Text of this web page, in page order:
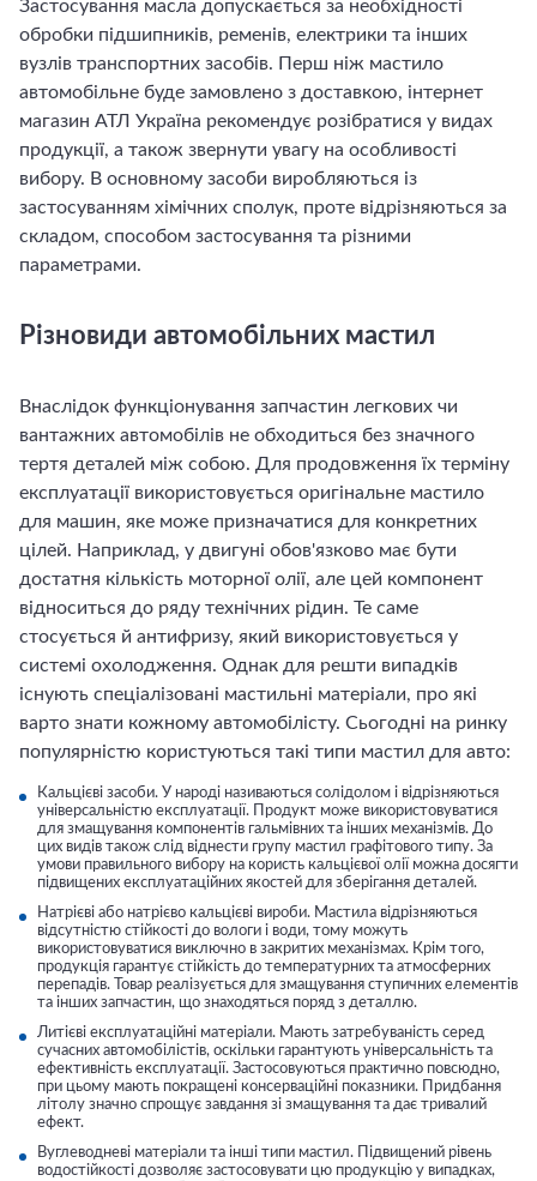
Застосування масла допускається за необхідності
обробки підшипників, ременів, електрики та інших
вузлів транспортних засобів. Перш ніж мастило
автомобільне буде замовлено з доставкою, інтернет
магазин АТЛ Україна рекомендує розібратися у видах
продукції, а також звернути увагу на особливості
вибору. В основному засоби виробляються із
застосуванням хімічних сполук, проте відрізняються за
складом, способом застосування та різними
параметрами.
Різновиди автомобільних мастил
Внаслідок функціонування запчастин легкових чи
вантажних автомобілів не обходиться без значного
тертя деталей між собою. Для продовження їх терміну
експлуатації використовується оригінальне мастило
для машин, яке може призначатися для конкретних
цілей. Наприклад, у двигуні обов'язково має бути
достатня кількість моторної олії, але цей компонент
відноситься до ряду технічних рідин. Те саме
стосується й антифризу, який використовується у
системі охолодження. Однак для решти випадків
існують спеціалізовані мастильні матеріали, про які
варто знати кожному автомобілісту. Сьогодні на ринку
популярністю користуються такі типи мастил для авто:
Кальцієві засоби. У народі називаються солідолом і відрізняються
універсальністю експлуатації. Продукт може використовуватися
для змащування компонентів гальмівних та інших механізмів. До
цих видів також слід віднести групу мастил графітового типу. За
умови правильного вибору на користь кальцієвої олії можна досягти
підвищених експлуатаційних якостей для зберігання деталей.
Натрієві або натрієво кальцієві вироби. Мастила відрізняються
відсутністю стійкості до вологи і води, тому можуть
використовуватися виключно в закритих механізмах. Крім того,
продукція гарантує стійкість до температурних та атмосферних
перепадів. Товар реалізується для змащування ступичних елементів
та інших запчастин, що знаходяться поряд з деталлю.
Литієві експлуатаційні матеріали. Мають затребуваність серед
сучасних автомобілістів, оскільки гарантують універсальність та
ефективність експлуатації. Застосовуються практично повсюдно,
при цьому мають покращені консерваційні показники. Придбання
літолу значно спрощує завдання зі змащування та дає тривалий
ефект.
Вуглеводневі матеріали та інші типи мастил. Підвищений рівень
водостійкості дозволяє застосовувати цю продукцію у випадках,